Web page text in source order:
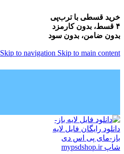
خرید قسطی با ترب‌پی
۴ قسط، بدون کارمزد
بدون ضامن، بدون سود
Skip to navigation Skip to main content